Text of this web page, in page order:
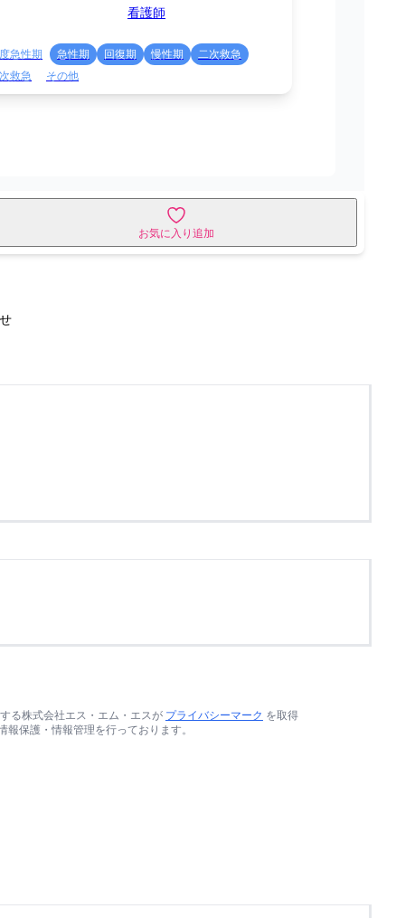
看護師
急性期 急性期 回復期 慢性期
二次救急
救急
その他
お気に入り追加
る株式会社エス・エム・エスが プライバシーマーク を取得
報保護・情報管理を行っております。